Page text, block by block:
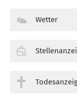
Wetter